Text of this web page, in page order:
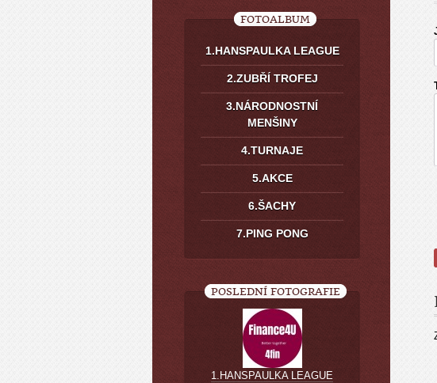
FOTOALBUM
1.HANSPAULKA LEAGUE
2.ZUBŘÍ TROFEJ
3.NÁRODNOSTNÍ
MENŠINY
4.TURNAJE
5.AKCE
6.ŠACHY
7.PING PONG
POSLEDNÍ FOTOGRAFIE
1.HANSPAULKA LEAGUE